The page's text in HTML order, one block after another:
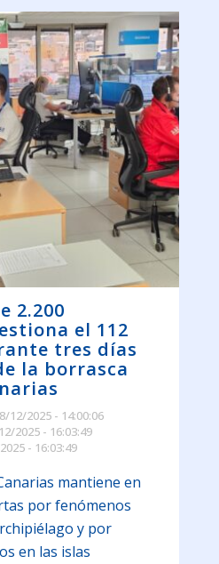
2.200
el 112
tres días
la borrasca
12/2025 - 14:00:06
2025 - 16:03:49
- 16:03:49
mantiene en
por fenómenos
y por
en las islas